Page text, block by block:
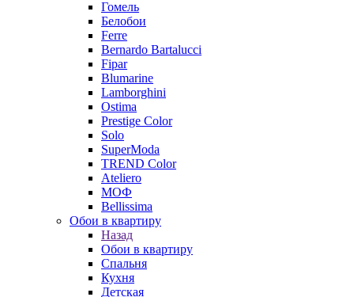
Гомель
Белобои
Ferre
Bernardo Bartalucci
Fipar
Blumarine
Lamborghini
Ostima
Prestige Color
Solo
SuperModa
TREND Color
Ateliero
МОФ
Bellissima
Обои в квартиру
Назад
Обои в квартиру
Спальня
Кухня
Детская